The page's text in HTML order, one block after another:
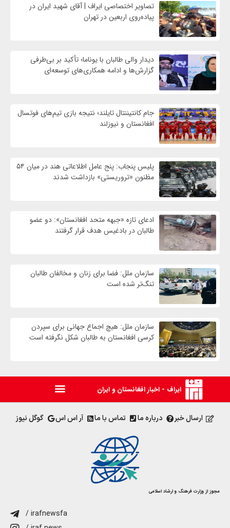
تصاویر اختصاصی ایراف | آقای شهید ایران در
پیاده‌روی اربعین در تهران
دیدار والی طالبان با یوناما؛ تأکید بر بی‌طرفی
گزارش‌ها و ادامه همکاری‌های توسعه‌ای
جام کانتیننتال تایلند؛ نتیجه بازی تیم‌های فوتسال
افغانستان و نیوزلند
پلیس پنجاب: پنج عامل اطلاعاتی هند در میان ۵۴
مظنون «تروریستی» بازداشت شدند
ادعای تازه «جبهه متحد افغانستان»: دو عضو
طالبان در بادغیس هدف قرار گرفتند
سازمان ملل: فضا برای زنان و مخالفان طالبان
تنگ‌تر شده است
سازمان ملل: هیچ اجماع جهانی برای سپردن
کرسی افغانستان به طالبان شکل نگرفته است
ایراف - اخبار افغانستان و ایران
ارسال خبر درباره ما تماس با ما آر اس اس گوگل نیوز
مجوز از وزارت فرهنگ و ارشاد اسلامی
/ irafnewsfa